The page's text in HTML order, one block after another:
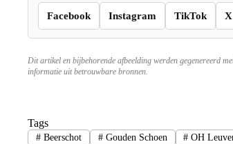
Facebook Instagram TikTok X
Dit artikel en bijbehorende afbeelding werden gegenereerd
informatie uit betrouwbare bronnen.
Tags
#Beerschot #Gouden Schoen # OH